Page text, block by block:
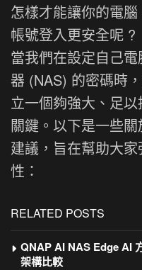
怎樣才能讓你的電
帳號登入更安全呢 ?
當我們在設定自己
器 (NAS) 的密碼時
立一個夠強大、足
關鍵。以下是一些
建議，旨在幫助大
性：
RELATED POSTS
QNAP AI NAS Edge AI
架構比較